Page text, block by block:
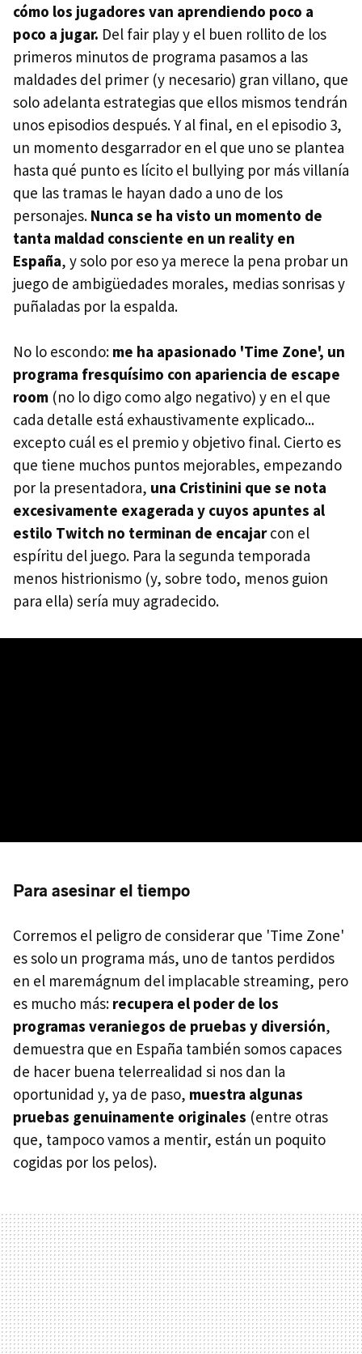
cómo los jugadores van aprendiendo poco a
poco a jugar. Del fair play y el buen rollito de los
primeros minutos de programa pasamos a las
maldades del primer (y necesario) gran villano, que
solo adelanta estrategias que ellos mismos tendrán
unos episodios después. Y al final, en el episodio 3,
un momento desgarrador en el que uno se plantea
hasta qué punto es lícito el bullying por más villanía
que las tramas le hayan dado a uno de los
personajes. Nunca se ha visto un momento de
tanta maldad consciente en un reality en
España, y solo por eso ya merece la pena probar un
juego de ambigüedades morales, medias sonrisas y
puñaladas por la espalda.
No lo escondo: me ha apasionado 'Time Zone', un
programa fresquísimo con apariencia de escape
room (no lo digo como algo negativo) y en el que
cada detalle está exhaustivamente explicado...
excepto cuál es el premio y objetivo final. Cierto es
que tiene muchos puntos mejorables, empezando
por la presentadora, una Cristinini que se nota
excesivamente exagerada y cuyos apuntes al
estilo Twitch no terminan de encajarcon el
espíritu del juego. Para la segunda temporada
menos histrionismo (y, sobre todo, menos guion
para ella) sería muy agradecido.
Para asesinar el tiempo
Corremos el peligro de considerar que 'Time Zone'
es solo un programa más, uno de tantos perdidos
en el maremágnum del implacable streaming, pero
es mucho más: recupera el poder de los
programas veraniegos de pruebas y diversión,
demuestra que en España también somos capaces
de hacer buena telerrealidad si nos dan la
oportunidad y, ya de paso, muestra algunas
pruebas genuinamente originales (entre otras
que, tampoco vamos a mentir, están un poquito
cogidas por los pelos).